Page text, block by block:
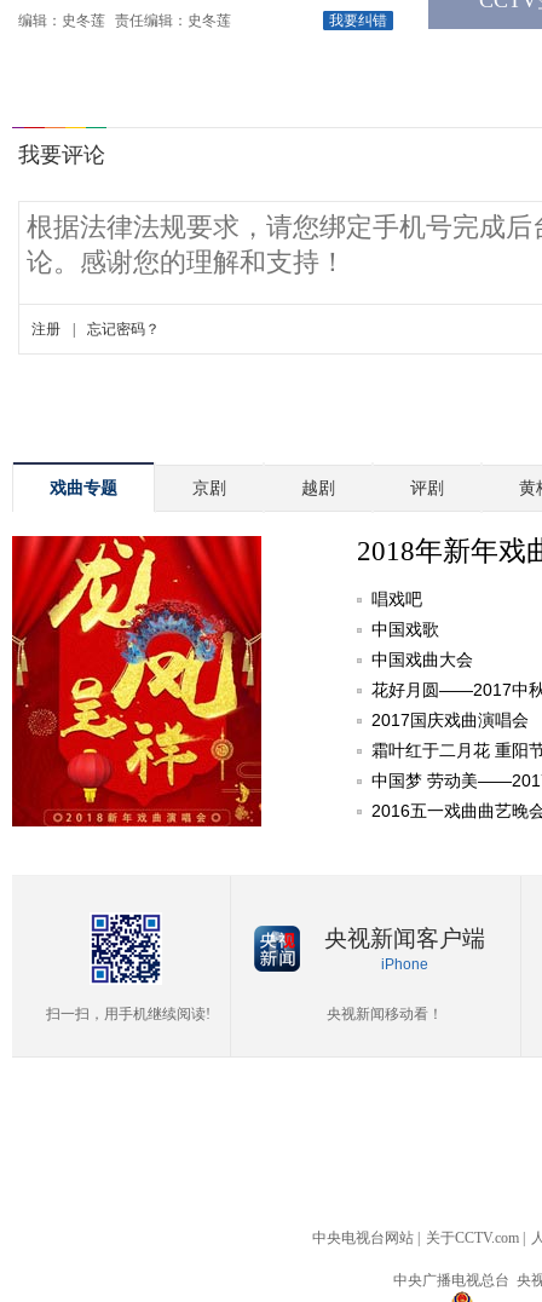
我要纠错
编辑：史冬莲 责任编辑：史冬莲
戏曲专题 京剧 越剧 评剧 黄
2018年新年戏
唱戏吧
中国戏歌
中国戏曲大会
花好月圆——2017中
2017国庆戏曲演唱会
霜叶红于二月花 重阳
中国梦 劳动美
2016五一戏曲曲艺晚
扫一扫，用手机继续阅读!
央视新闻客户端
iPhone
央视新闻移动看！
中央电视台网站 关于CCTV.com
中央广播电视总台 央